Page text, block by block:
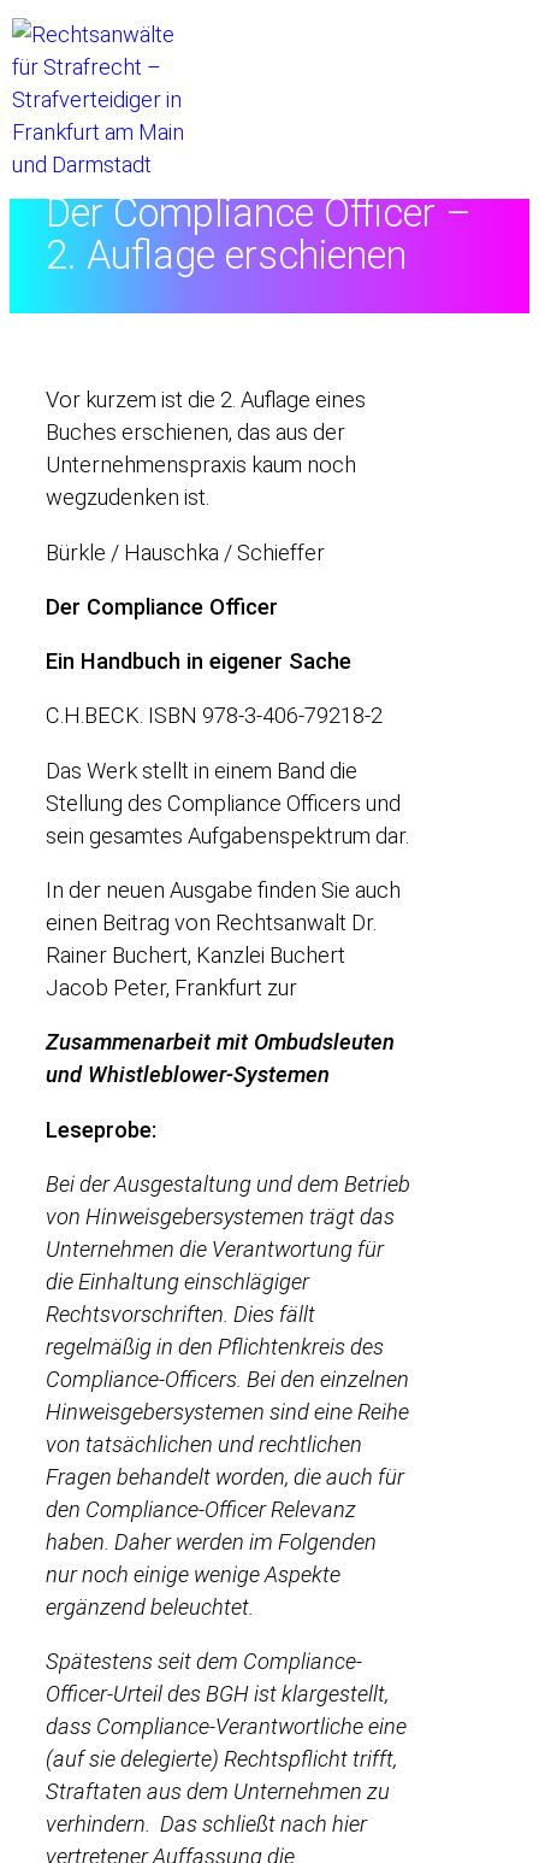
Der Compliance Officer –
2. Auflage erschienen
Vor kurzem ist die 2. Auflage eines
Buches erschienen, das aus der
Unternehmenspraxis kaum noch
wegzudenken ist.
Bürkle / Hauschka / Schieffer
Der Compliance Officer
Ein Handbuch in eigener Sache
C.H.BECK. ISBN 978-3-406-79218-2
Das Werk stellt in einem Band die
Stellung des Compliance Officers und
sein gesamtes Aufgabenspektrum dar.
In der neuen Ausgabe finden Sie auch
einen Beitrag von Rechtsanwalt Dr.
Rainer Buchert, Kanzlei Buchert
Jacob Peter, Frankfurt zur
Zusammenarbeit mit Ombudsleuten
und Whistleblower-Systemen
Leseprobe:
Bei der Ausgestaltung und dem Betrieb
von Hinweisgebersystemen trägt das
Unternehmen die Verantwortung für
die Einhaltung einschlägiger
Rechtsvorschriften. Dies fällt
regelmäßig in den Pflichtenkreis des
Compliance-Officers. Bei den einzelnen
Hinweisgebersystemen sind eine Reihe
von tatsächlichen und rechtlichen
Fragen behandelt worden, die auch für
den Compliance-Officer Relevanz
haben. Daher werden im Folgenden
nur noch einige wenige Aspekte
ergänzend beleuchtet.
Spätestens seit dem Compliance-
Officer-Urteil des BGH ist klargestellt,
dass Compliance-Verantwortliche eine
(auf sie delegierte) Rechtspflicht trifft,
Straftaten aus dem Unternehmen zu
verhindern. Das schließt nach hier
vertretener Auffassung die